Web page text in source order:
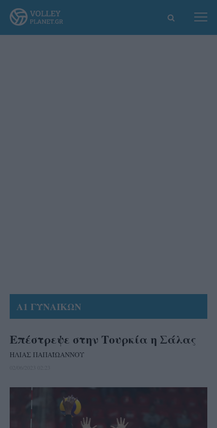
Α1 ΓΥΝΑΙΚΩΝ
Επέστρεψε στην Τουρκία η Σάλας
ΗΛΙΑΣ ΠΑΠΑΪΩΑΝΝΟΥ